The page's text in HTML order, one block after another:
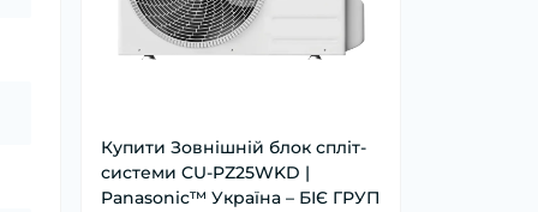
Купити Зовнішній блок спліт-
системи CU-PZ25WKD |
Panasonic™ Україна – БІЄ ГРУП